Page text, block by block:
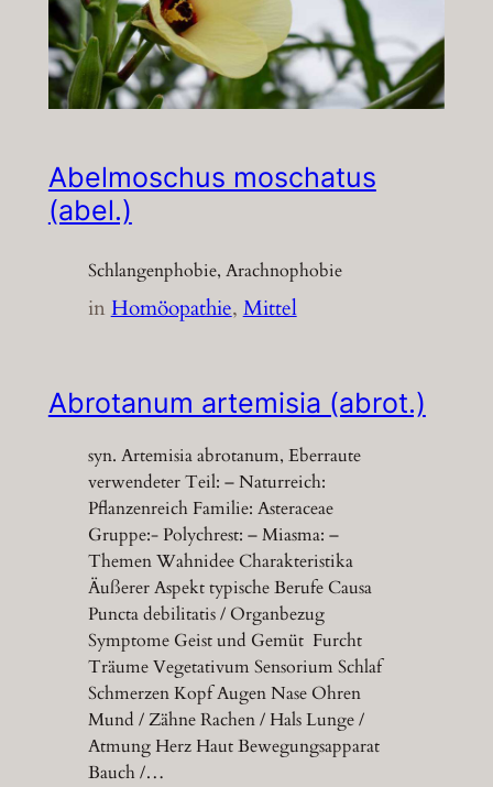
Abelmoschus moschatus
(abel.)
Schlangenphobie, Arachnophobie
inHomöopathie, Mittel
Abrotanum artemisia (abrot.)
syn. Artemisia abrotanum, Eberraute
verwendeter Teil: – Naturreich:
Pflanzenreich Familie: Asteraceae
Gruppe:- Polychrest: – Miasma: –
Themen Wahnidee Charakteristika
Äußerer Aspekt typische Berufe Causa
Puncta debilitatis / Organbezug
Symptome Geist und Gemüt Furcht
Träume Vegetativum Sensorium Schlaf
Schmerzen Kopf Augen Nase Ohren
Mund / Zähne Rachen / Hals Lunge /
Atmung Herz Haut Bewegungsapparat
Bauch /…